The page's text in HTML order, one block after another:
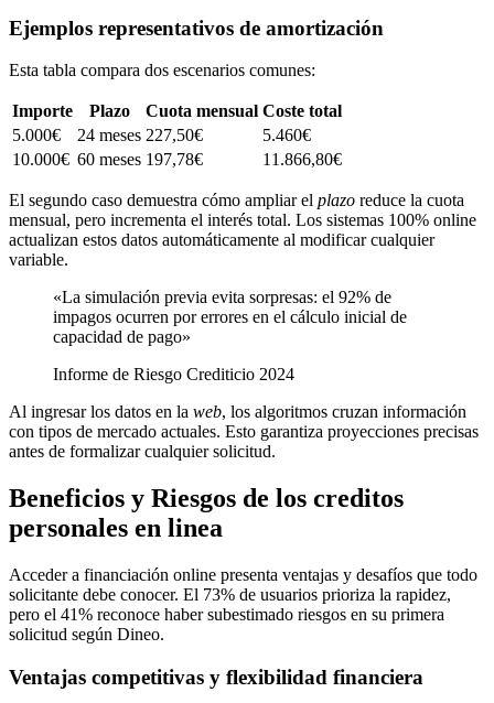
Ejemplos representativos de amortización
Esta tabla compara dos escenarios comunes:
Importe Plazo Cuota mensual Coste total
5.000€
24 meses 227,50€
5.460€
10.000€ 60 meses 197,78€ 11.866,80€
El segundo caso demuestra cómo ampliar el plazo reduce la cuota
mensual, pero incrementa el interés total. Los sistemas 100% online
actualizan estos datos automáticamente al modificar cualquier
variable.
«La simulación previa evita sorpresas: el 92% de
impagos ocurren por errores en el cálculo inicial de
capacidad de pago»
Informe de Riesgo Crediticio 2024
Al ingresar los datos en la web, los algoritmos cruzan información
con tipos de mercado actuales. Esto garantiza proyecciones precisas
antes de formalizar cualquier solicitud.
Beneficios y Riesgos de los creditos
personales en linea
Acceder a financiación online presenta ventajas y desafíos que todo
solicitante debe conocer. El 73% de usuarios prioriza la rapidez,
pero el 41% reconoce haber subestimado riesgos en su primera
solicitud según Dineo.
Ventajas competitivas y flexibilidad financiera